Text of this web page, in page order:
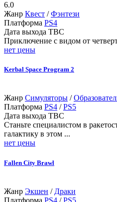
6.0
Жанр Квест /Фэнтези
Платформа PS4
Дата выхода TBC
Приключение с видом от
нет цены
Kerbal Space Program 2
Жанр Симуляторы /
Платформа PS4 /PS5
Дата выхода TBC
Станьте специалистом в
галактику в этом ...
нет цены
Fallen City Brawl
Жанр Экшен / Драки
Платформа PS4 /PS5